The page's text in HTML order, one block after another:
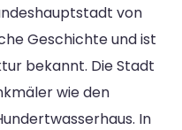
von
Geschichte und ist
bekannt. Die Stadt
wie den
In